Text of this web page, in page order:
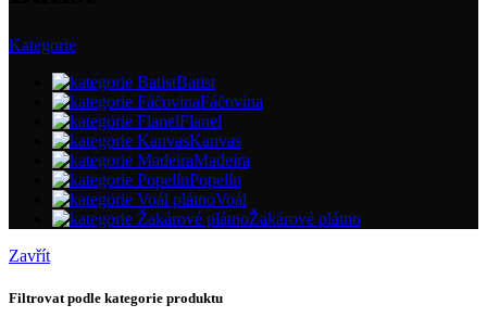
Kategorie
Batist
Fáčovina
Flanel
Kanvas
Madeira
Popelín
Voál
Žakárové plátno
Zavřít
Filtrovat podle kategorie produktu